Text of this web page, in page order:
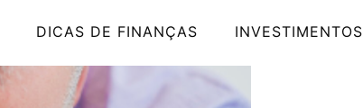
DICAS DE FINANÇAS INVESTIMENTOS